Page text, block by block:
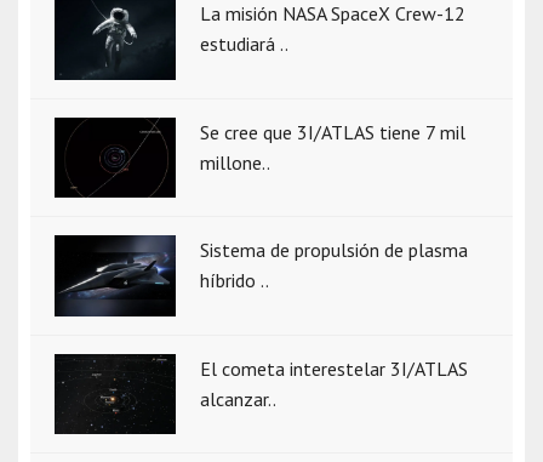
La misión NASA SpaceX Crew-12
estudiará ..
Se cree que 3I/ATLAS tiene 7 mil
millone..
Sistema de propulsión de plasma
híbrido ..
El cometa interestelar 3I/ATLAS
alcanzar..